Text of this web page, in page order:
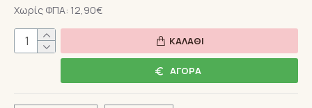
Χωρίς ΦΠΑ: 12,90€
ΚΑΛΆΘΙ
ΑΓΟΡΆ